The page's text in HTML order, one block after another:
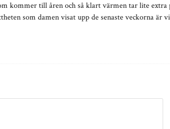
kommer till åren och så klart värmen tar lite extra
som damen visat upp de senaste veckorna är vi